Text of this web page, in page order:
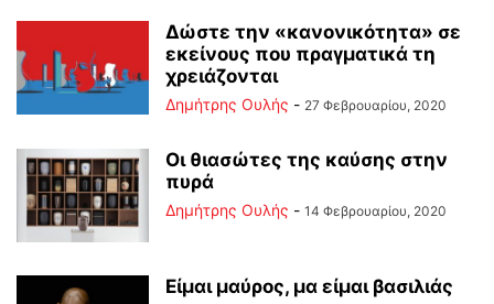
Δώστε την «κανονικότητα» σε
εκείνους που πραγματικά τη
χρειάζονται
Δημήτρης Ουλής - 27 Φεβρουαρίου, 2020
Οι θιασώτες της καύσης στην
πυρά
Δημήτρης Ουλής - 14 Φεβρουαρίου, 2020
Είμαι μαύρος, μα είμαι βασιλιάς